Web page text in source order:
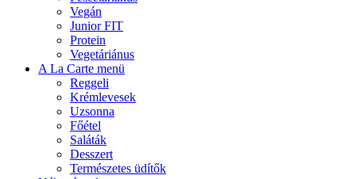
Vegán
Junior FIT
Protein
Vegetáriánus
A La Carte menü
Reggeli
Krémlevesek
Uzsonna
Főétel
Saláták
Desszert
Természetes üdítők